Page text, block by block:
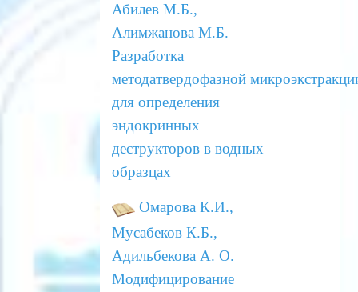
Абилев М.Б.,
Алимжанова М.Б.
Разработка
методатвердофазной
для определения
эндокринных
деструкторов в водных
образцах
Омарова К.И.,
Мусабеков К.Б.,
Адильбекова А. О.
Модифицирование